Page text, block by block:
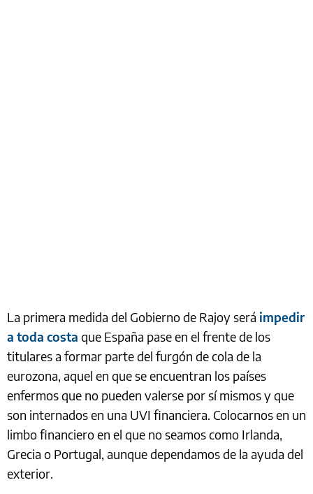
La primera medida del Gobierno de Rajoy será impedir
a toda costa que España pase en el frente de los
titulares a formar parte del furgón de cola de la
eurozona, aquel en que se encuentran los países
enfermos que no pueden valerse por sí mismos y que
son internados en una UVI financiera. Colocarnos en un
limbo financiero en el que no seamos como Irlanda,
Grecia o Portugal, aunque dependamos de la ayuda del
exterior.